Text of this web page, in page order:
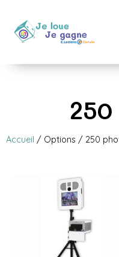
Accueil / Options / 250